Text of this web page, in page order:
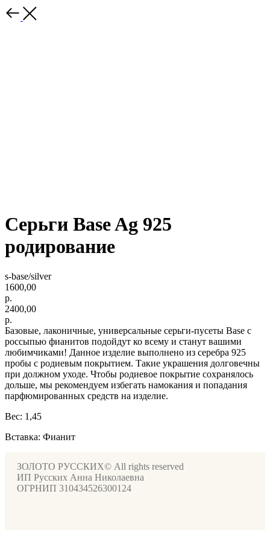
Серьги Base Ag 925
родирование
s-base/silver
1600,00
р.
2400,00
р.
Базовые, лаконичные, универсальные серьги-пусеты Base с
россыпью фианитов подойдут ко всему и станут вашими
любимчиками! Данное изделие выполнено из серебра 925
пробы с родиевым покрытием. Такие украшения долговечны
при должном уходе. Чтобы родиевое покрытие сохранялось
дольше, мы рекомендуем избегать намокания и попадания
парфюмированных средств на изделие.
Вес: 1,45
Вставка: Фианит
ЗОЛОТО РУССКИХ© All rights reserved
ИП Русских Анна Николаевна
ОГРНИП 310434526300124